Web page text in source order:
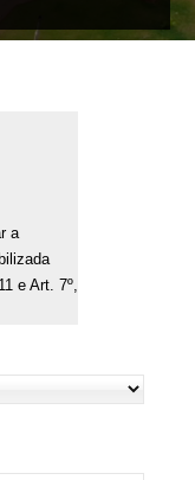
a
e Art. 7º,